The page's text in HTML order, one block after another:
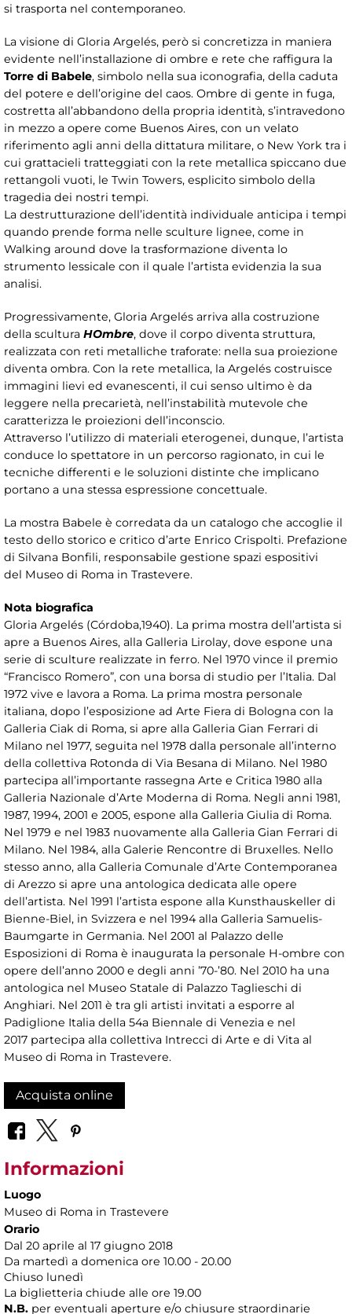
si trasporta nel contemporaneo.
La visione di Gloria Argelés, però si concretizza in maniera
evidente nell’installazione di ombre e rete che raffigura la
Torre di Babele, simbolo nella sua iconografia, della caduta
del potere e dell’origine del caos. Ombre di gente in fuga,
costretta all’abbandono della propria identità, s’intravedono
in mezzo a opere come Buenos Aires, con un velato
riferimento agli anni della dittatura militare, o New York tra i
cui grattacieli tratteggiati con la rete metallica spiccano due
rettangoli vuoti, le Twin Towers, esplicito simbolo della
tragedia dei nostri tempi.
La destrutturazione dell’identità individuale anticipa i tempi
quando prende forma nelle sculture lignee, come in
Walking around dove la trasformazione diventa lo
strumento lessicale con il quale l’artista evidenzia la sua
analisi.
Progressivamente, Gloria Argelés arriva alla costruzione
della scultura HOmbre, dove il corpo diventa struttura,
realizzata con reti metalliche traforate: nella sua proiezione
diventa ombra. Con la rete metallica, la Argelés costruisce
immagini lievi ed evanescenti, il cui senso ultimo è da
leggere nella precarietà, nell’instabilità mutevole che
caratterizza le proiezioni dell’inconscio.
Attraverso l’utilizzo di materiali eterogenei, dunque, l’artista
conduce lo spettatore in un percorso ragionato, in cui le
tecniche differenti e le soluzioni distinte che implicano
portano a una stessa espressione concettuale.
La mostra Babele è corredata da un catalogo che accoglie il
testo dello storico e critico d’arte Enrico Crispolti. Prefazione
di Silvana Bonfili, responsabile gestione spazi espositivi
del Museo di Roma in Trastevere.
Nota biografica
Gloria Argelés (Córdoba,1940). La prima mostra dell’artista si
apre a Buenos Aires, alla Galleria Lirolay, dove espone una
serie di sculture realizzate in ferro. Nel 1970 vince il premio
“Francisco Romero”, con una borsa di studio per l’Italia. Dal
1972 vive e lavora a Roma. La prima mostra personale
italiana, dopo l’esposizione ad Arte Fiera di Bologna con la
Galleria Ciak di Roma, si apre alla Galleria Gian Ferrari di
Milano nel 1977, seguita nel 1978 dalla personale all’interno
della collettiva Rotonda di Via Besana di Milano. Nel 1980
partecipa all’importante rassegna Arte e Critica 1980 alla
Galleria Nazionale d’Arte Moderna di Roma. Negli anni 1981,
1987, 1994, 2001 e 2005, espone alla Galleria Giulia di Roma.
Nel 1979 e nel 1983 nuovamente alla Galleria Gian Ferrari di
Milano. Nel 1984, alla Galerie Rencontre di Bruxelles. Nello
stesso anno, alla Galleria Comunale d’Arte Contemporanea
di Arezzo si apre una antologica dedicata alle opere
dell’artista. Nel 1991 l’artista espone alla Kunsthauskeller di
Bienne-Biel, in Svizzera e nel 1994 alla Galleria Samuelis-
Baumgarte in Germania. Nel 2001 al Palazzo delle
Esposizioni di Roma è inaugurata la personale H-ombre con
opere dell’anno 2000 e degli anni ’70-’80. Nel 2010 ha una
antologica nel Museo Statale di Palazzo Taglieschi di
Anghiari. Nel 2011 è tra gli artisti invitati a esporre al
Padiglione Italia della 54a Biennale di Venezia e nel
2017 partecipa alla collettiva Intrecci di Arte e di Vita al
Museo di Roma in Trastevere.
Acquista online
Informazioni
Luogo
Museo di Roma in Trastevere
Orario
Dal 20 aprile al 17 giugno 2018
Da martedì a domenica ore 10.00 - 20.00
Chiuso lunedì
La biglietteria chiude alle ore 19.00
N.B. per eventuali aperture e/o chiusure straordinarie